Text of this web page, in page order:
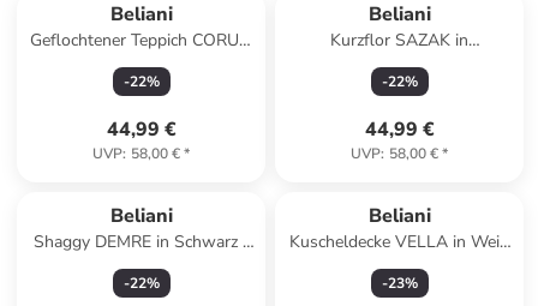
Beliani
Geflochtener Teppich CORUM
in Schwarz/Blau/Burgunderrot
-22%
44,99 €
UVP: 58,00 €*
Beliani
Kurzflor SAZAK in
Bunt/Beige/Schwarz - (W) 80
x (L) 150 cm
-22%
44,99 €
UVP: 58,00 €*
Beliani
Shaggy DEMRE in Schwarz -
(W) 80 x (H) 2 x (L) 150 cm
-22%
Beliani
Kuscheldecke VELLA in Weiß
- (W) 150 x (H) 1 x (L) 200 cm
-23%